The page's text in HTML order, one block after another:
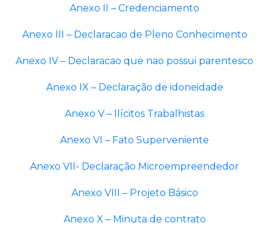
Anexo II – Credenciamento
Anexo III – Declaracao de Pleno Conhecimento
Anexo IV – Declaracao que nao possui parentesco
Anexo IX – Declaração de idoneidade
Anexo V – Ilícitos Trabalhistas
Anexo VI – Fato Superveniente
Anexo VII- Declaração Microempreendedor
Anexo VIII – Projeto Básico
Anexo X – Minuta de contrato